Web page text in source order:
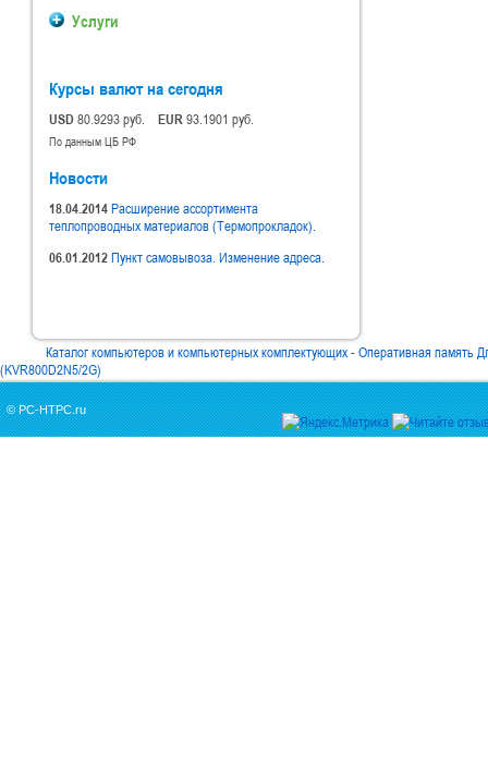
Услуги
Курсы валют на сегодня
USD80.9293 руб. EUR93.1901 руб.
По данным ЦБ РФ
Новости
18.04.2014Расширение ассортимента
теплопроводных материалов (Термопрокладок).
06.01.2012Пункт самовывоза. Изменение адреса.
Каталог компьютеров и компьютерных комплектующих-Оперативная память
(KVR800D2N5/2G)
© PC-HTPC.ru